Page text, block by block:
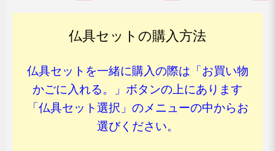
仏具セットの購入方法
仏具セットを一緒に購入の際は「お買い物
かごに入れる。」ボタンの上にあります
「仏具セット選択」のメニューの中からお
選びください。